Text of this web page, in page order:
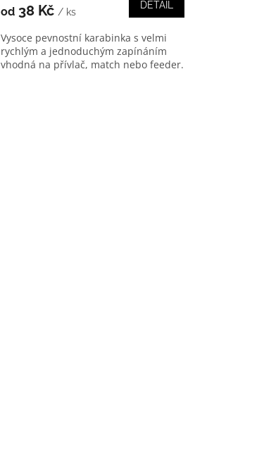
od38 Kč / ks
DETAIL
Vysoce pevnostní karabinka s velmi
rychlým a jednoduchým zapínáním
vhodná na přívlač, match nebo feeder.